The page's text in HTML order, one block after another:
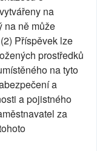
na
na ně může
Příspěvek lze
prostředků
na tyto
a
a pojistného
za